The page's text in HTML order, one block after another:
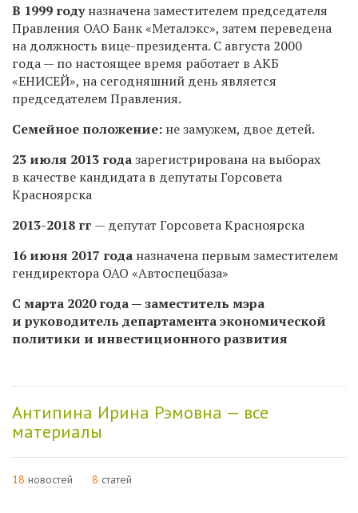
В 1999 годуназначена заместителем председателя
Правления ОАО Банк «Металэкс», затем переведена
на должность вице-президента. С августа 2000
года — по настоящее время работает в АКБ
«ЕНИСЕЙ», на сегодняшний день является
председателем Правления.
Семейное положение: не замужем, двое детей.
23 июля 2013 годазарегистрирована на выборах
в качестве кандидата в депутаты Горсовета
Красноярска
2013-2018 гг — депутат Горсовета Красноярска
16 июня 2017 года назначена первым заместителем
гендиректора ОАО «Автоспецбаза»
С марта 2020 года — заместитель мэра
и руководитель департамента экономической
политики и инвестиционного развития
Антипина Ирина Рэмовна — все
материалы
18 новостей 8 статей